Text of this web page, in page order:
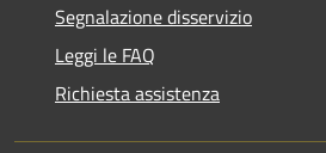
Segnalazione disservizio
Leggi le FAQ
Richiesta assistenza